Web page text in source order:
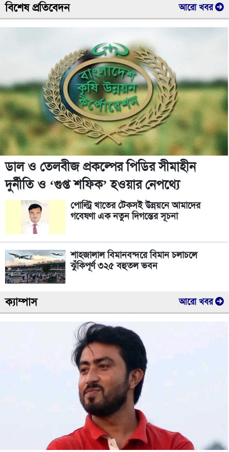
বিশেষ প্রতিবেদন আরো খবর
ডাল ও তেলবীজ প্রকল্পের পিডির সীমাহীন
দুর্নীতি ও ‘গুপ্ত শফিক’ হওয়ার নেপথ্যে
পোল্ট্রি খাতের টেকসই উন্নয়নে আমাদের
গবেষণা এক নতুন দিগন্তের সূচনা
শাহজালাল বিমানবন্দরে বিমান চলাচলে
ঝুঁকিপূর্ণ ৩২৫ বহুতল ভবন
ক্যাম্পাস আরো খবর